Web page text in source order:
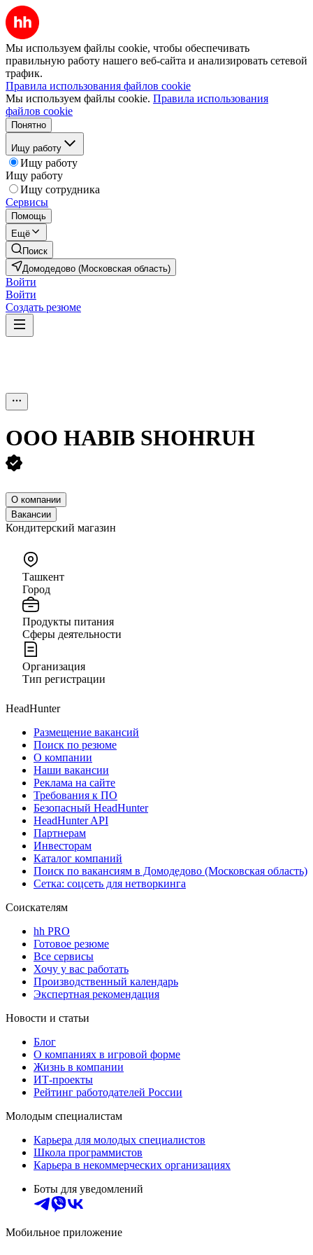
Мы используем файлы cookie, чтобы обеспечивать
правильную работу нашего веб-сайта и анализировать сетевой
трафик.
Правила использования файлов cookie
Мы используем файлы cookie. Правила использования
файлов cookie
Понятно
Ищу работу
Ищу работу
Ищу работу
Ищу сотрудника
Сервисы
Помощь
Ещё
Поиск
Домодедово (Московская область)
Войти
Войти
Создать резюме
ООО HABIB SHOHRUH
О компании
Вакансии
Кондитерский магазин
Ташкент
Город
Продукты питания
Сферы деятельности
Организация
Тип регистрации
HeadHunter
Размещение вакансий
Поиск по резюме
О компании
Наши вакансии
Реклама на сайте
Требования к ПО
Безопасный HeadHunter
HeadHunter API
Партнерам
Инвесторам
Каталог компаний
Поиск по вакансиям в Домодедово (Московская область)
Сетка: соцсеть для нетворкинга
Соискателям
hh PRO
Готовое резюме
Все сервисы
Хочу у вас работать
Производственный календарь
Экспертная рекомендация
Новости и статьи
Блог
О компаниях в игровой форме
Жизнь в компании
ИТ-проекты
Рейтинг работодателей России
Молодым специалистам
Карьера для молодых специалистов
Школа программистов
Карьера в некоммерческих организациях
Боты для уведомлений
Мобильное приложение